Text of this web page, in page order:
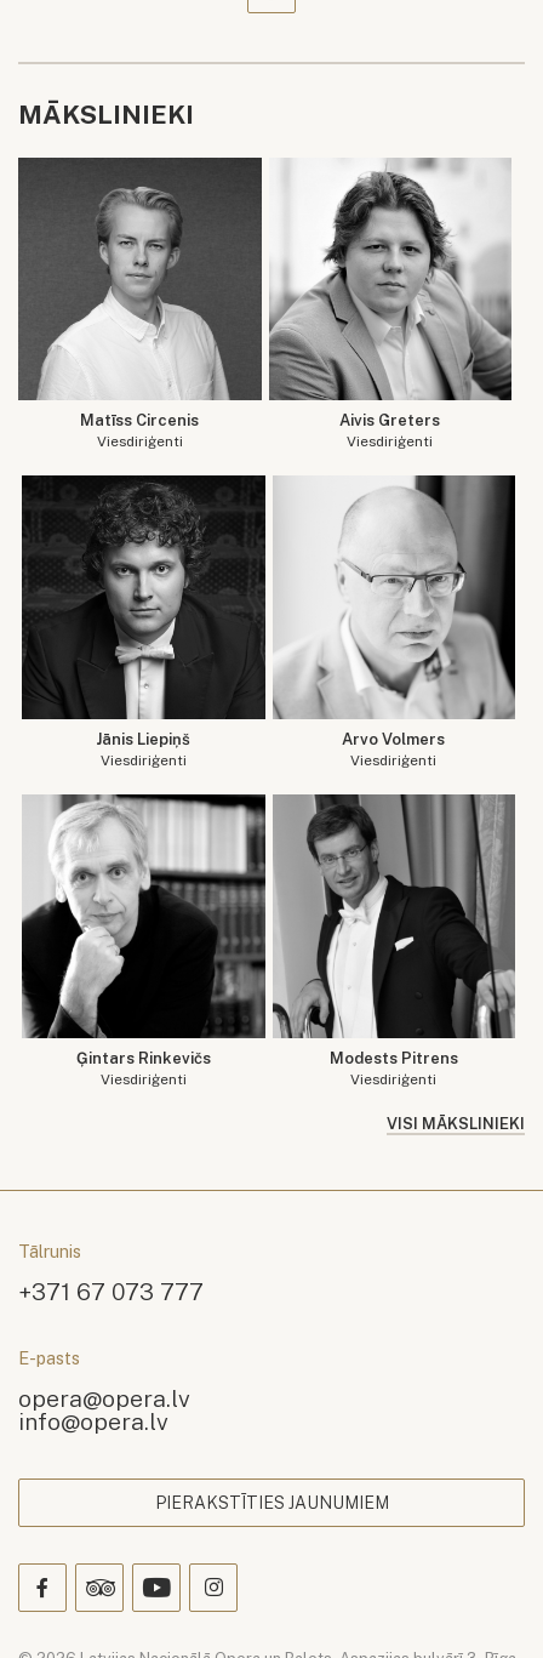
MĀKSLINIEKI
Matīss Circenis
Viesdiriģenti
Aivis Greters
Viesdiriģenti
Jānis Liepiņš
Viesdiriģenti
Arvo Volmers
Viesdiriģenti
Ģintars Rinkevičs
Viesdiriģenti
Modests Pitrens
Viesdiriģenti
VISI MĀKSLINIEKI
Tālrunis
+371 67 073 777
E-pasts
opera@opera.lv
info@opera.lv
PIERAKSTĪTIES JAUNUMIEM